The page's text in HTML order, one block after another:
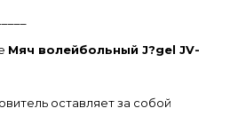
Мяч волейбольный J?gel JV-
оставляет за собой